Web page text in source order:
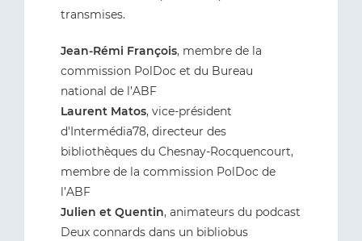
transmises.
Jean-Rémi François, membre de la
commission PolDoc et du Bureau
national de l’ABF
Laurent Matos, vice-président
d'Intermédia78, directeur des
bibliothèques du Chesnay-Rocquencourt,
membre de la commission PolDoc de
l’ABF
Julien et Quentin, animateurs du podcast
Deux connards dans un bibliobus